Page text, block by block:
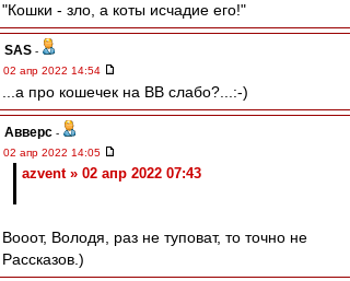
"Кошки - зло, а коты исчадие его!"
SAS -
02 апр 2022 14:54
...а про кошечек на ВВ слабо?...:-)
Авверс -
02 апр 2022 14:05
azvent » 02 апр 2022 07:43
Вооот, Володя, раз не туповат, то точно не
Рассказов.)